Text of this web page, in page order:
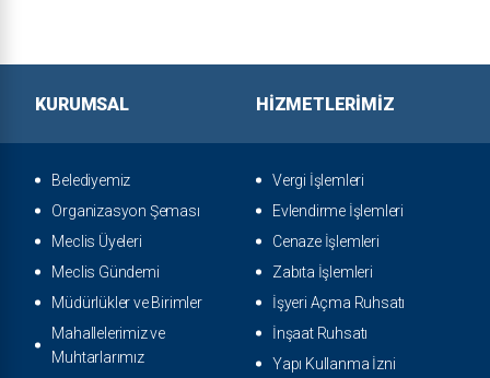
KURUMSAL
Belediyemiz
Organizasyon Şeması
Meclis Üyeleri
Meclis Gündemi
Müdürlükler ve Birimler
Mahallelerimiz ve
Muhtarlarımız
HIZMETLERIMIZ
Vergi İşlemleri
Evlendirme İşlemleri
Cenaze İşlemleri
Zabıta İşlemleri
İşyeri Açma Ruhsatı
İnşaat Ruhsatı
Yapı Kullanma İzni